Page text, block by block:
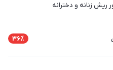
ریش زنانه و دخترانه
36٪